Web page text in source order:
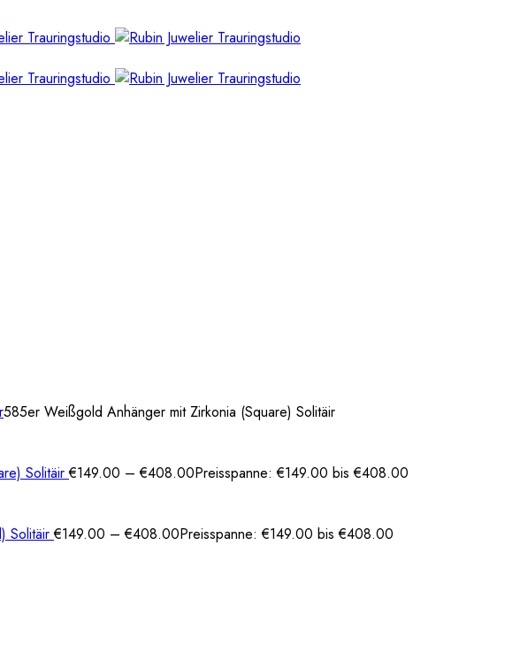
585er Weißgold Anhänger mit Zirkonia (Square) Solitäir
Solitäir€149.00 –€408.00Preisspanne: €149.00 bis €408.00
Solitäir€149.00 –€408.00Preisspanne: €149.00 bis €408.00